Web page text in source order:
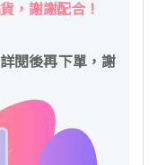
，謝謝配合！
閱後再下單，謝